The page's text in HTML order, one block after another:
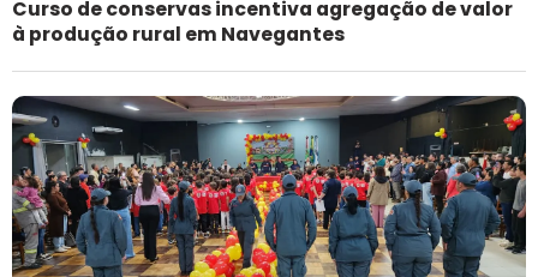
Curso de conservas incentiva agregação de valor
à produção rural em Navegantes